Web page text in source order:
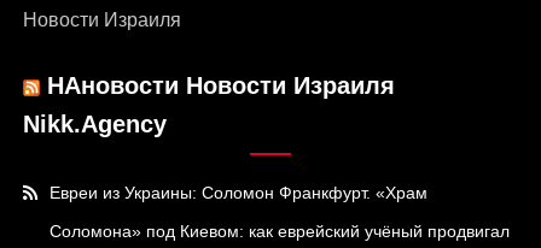
Новости Израиля
НАновости Новости Израиля
Nikk.Agency
Евреи из Украины: Соломон Франкфурт. «Храм
Соломона» под Киевом: как еврейский учёный продвигал